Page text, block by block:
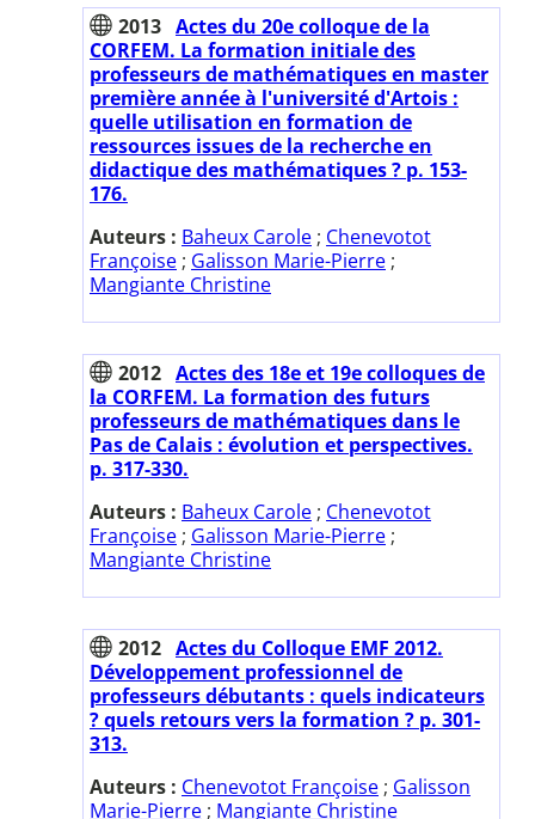
2013 Actes du 20e colloque de la
CORFEM. La formation initiale des
professeurs de mathématiques en master
première année à l'université d'Artois :
quelle utilisation en formation de
ressources issues de la recherche en
didactique des mathématiques ? p. 153-
176.
Auteurs : Baheux Carole ; Chenevotot
Françoise ; Galisson Marie-Pierre ;
Mangiante Christine
2012 Actes des 18e et 19e colloques de
la CORFEM. La formation des futurs
professeurs de mathématiques dans le
Pas de Calais : évolution et perspectives.
p. 317-330.
Auteurs : Baheux Carole ; Chenevotot
Françoise ; Galisson Marie-Pierre ;
Mangiante Christine
2012 Actes du Colloque EMF 2012.
Développement professionnel de
professeurs débutants : quels indicateurs
? quels retours vers la formation ? p. 301-
313.
Auteurs : Chenevotot Françoise ; Galisson
Marie-Pierre ; Mangiante Christine